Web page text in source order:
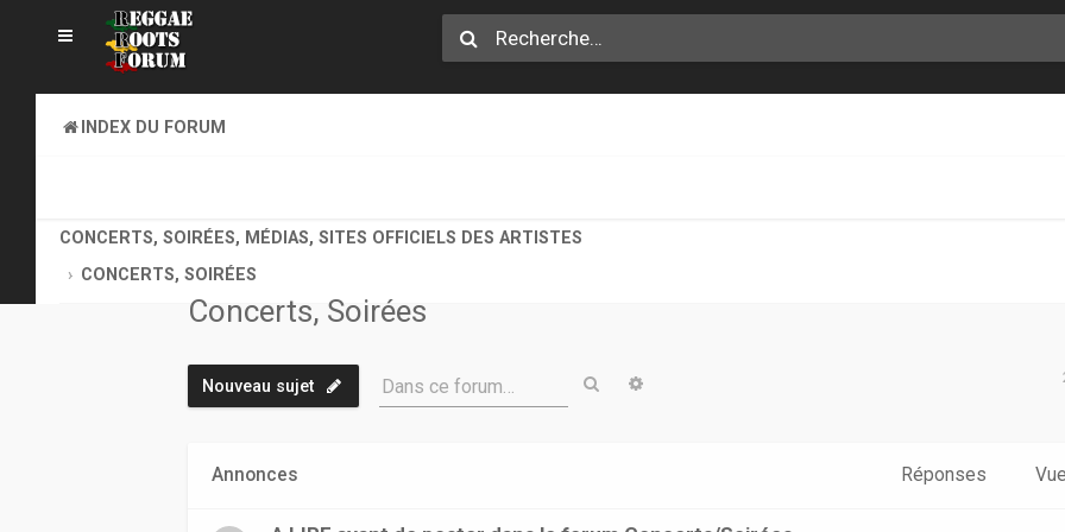
INDEX DU FORUM
CONCERTS, SOIRÉES, MÉDIAS, SITES OFFICIELS DES ARTISTES
CONCERTS, SOIRÉES
Concerts, Soirées
Nouveau sujet Dans ce forum… Rechercher
Annonces Réponses